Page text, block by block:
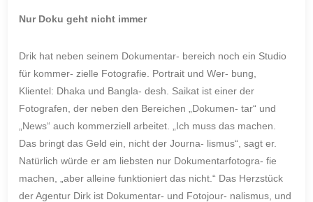
Nur Doku geht nicht immer
Drik hat neben seinem Dokumentar- bereich noch ein Studio
für kommer- zielle Fotografie. Portrait und Wer- bung,
Klientel: Dhaka und Bangla- desh. Saikat ist einer der
Fotografen, der neben den Bereichen „Dokumen- tar“ und
„News“ auch kommerziell arbeitet. „Ich muss das machen.
Das bringt das Geld ein, nicht der Journa- lismus“, sagt er.
Natürlich würde er am liebsten nur Dokumentarfotogra- fie
machen, „aber alleine funktioniert das nicht.“ Das Herzstück
der Agentur Dirk ist Dokumentar- und Fotojour- nalismus, und